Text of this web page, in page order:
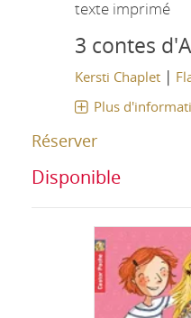
texte imprimé
3 contes
Kersti Chaplet |
Plus
Réserver
Disponible